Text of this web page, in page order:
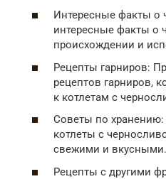
Интересные факты о
интересные факты о
происхождении и
Рецепты гарниров:
рецептов гарниров,
к котлетам с
Советы по хранению:
котлеты с
свежими и вкусными.
Рецепты с другими